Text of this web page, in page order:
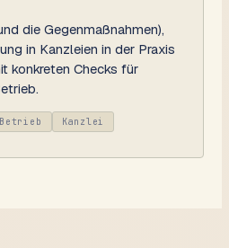
die Gegenmaßnahmen),
in Kanzleien in der Praxis
konkreten Checks für
Betrieb Kanzlei